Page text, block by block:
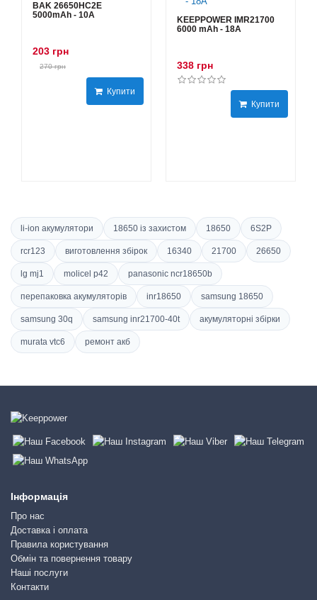
BAK 26650HC2E
5000mAh - 10А
203 грн
270 грн
Купити
KEEPPOWER IMR21700
6000 mAh - 18А
338 грн
Купити
li-ion акумулятори 18650 із захистом 18650 6S2P
rcr123 виготовлення збірок 16340 21700 26650
lg mj1 molicel p42 panasonic ncr18650b
перепаковка акумуляторів inr18650 samsung 18650
samsung 30q samsung inr21700-40t акумуляторні збірки
murata vtc6 ремонт акб
Інформація
Про нас
Доставка і оплата
Правила користування
Обмін та повернення товару
Наші послуги
Контакти